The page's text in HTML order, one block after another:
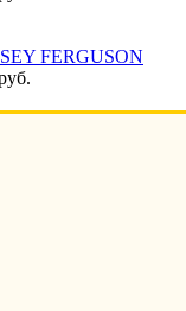
FERGUSON